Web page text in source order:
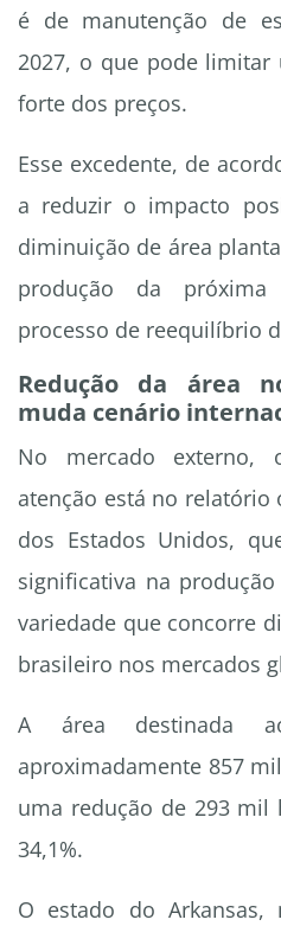
é de manutenção de
2027, o que pode limitar
forte dos preços.
Esse excedente, de
a reduzir o impacto
diminuição de área
produção da
processo de reequilíbrio
Redução da área
muda cenário
No mercado
atenção está no relatório
dos Estados Unidos,
significativa na
variedade que concorre
brasileiro nos mercados
A área destinada
aproximadamente 857
uma redução de 293 mil
34,1%.
O estado do